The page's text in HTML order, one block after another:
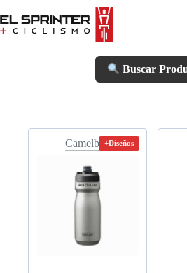
to
content
Buscar
Camelbak+Diseños